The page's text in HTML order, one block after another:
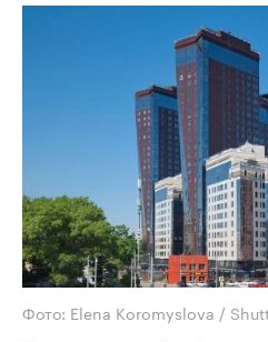
Фото: Elena Koromyslova /